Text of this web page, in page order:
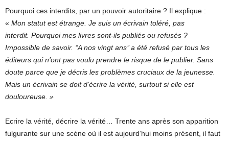
Pourquoi ces interdits, par un pouvoir autoritaire ? Il explique :
« Mon statut est étrange. Je suis un écrivain toléré, pas
interdit. Pourquoi mes livres sont-ils publiés ou refusés ?
Impossible de savoir. ‘‘A nos vingt ans’’ a été refusé par tous les
éditeurs qui n’ont pas voulu prendre le risque de le publier. Sans
doute parce que je décris les problèmes cruciaux de la jeunesse.
Mais un écrivain se doit d’écrire la vérité, surtout si elle est
douloureuse. »
Ecrire la vérité, décrire la vérité… Trente ans après son apparition
fulgurante sur une scène où il est aujourd’hui moins présent, il faut